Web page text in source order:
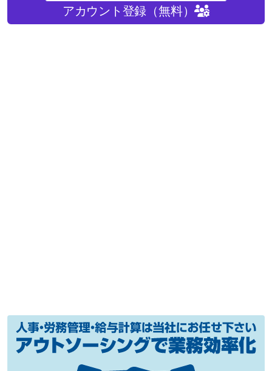
アカウント登録（無料）